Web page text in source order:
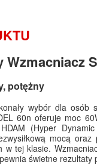
potężny
wybór dla osób
60n oferuje moc
(Hyper
mocą
w tej klasie.
świetne rezultaty